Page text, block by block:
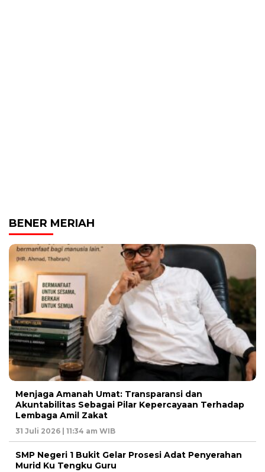
BENER MERIAH
Menjaga Amanah Umat: Transparansi dan
Akuntabilitas Sebagai Pilar Kepercayaan Terhadap
Lembaga Amil Zakat
31 Juli 2026 | 11:34 am WIB
SMP Negeri 1 Bukit Gelar Prosesi Adat Penyerahan
Murid Ku Tengku Guru